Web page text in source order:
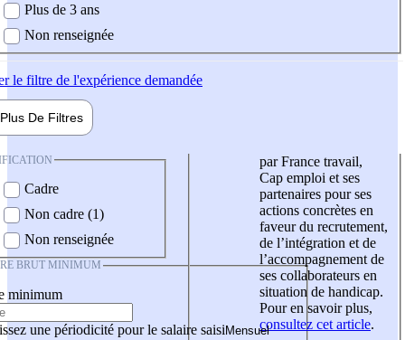
Plus de 3 ans
Non renseignée
le filtre de l'expérience demandée
Plus De Filtres
Cadre
Non cadre (1)
Non renseignée
BRUT MINIMUM
minimum
une périodicité pour le salaire saisi
par France travail,
Cap emploi et ses
partenaires pour ses
actions concrètes en
faveur du recrutement,
de l’intégration et de
l’accompagnement de
ses collaborateurs en
situation de handicap.
Pour en savoir plus,
consultez cet article.